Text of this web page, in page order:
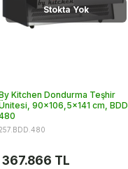
Stokta Yok
Kitchen Dondurma Teşhir
90x106,5x141 cm, BDD
367.866 TL